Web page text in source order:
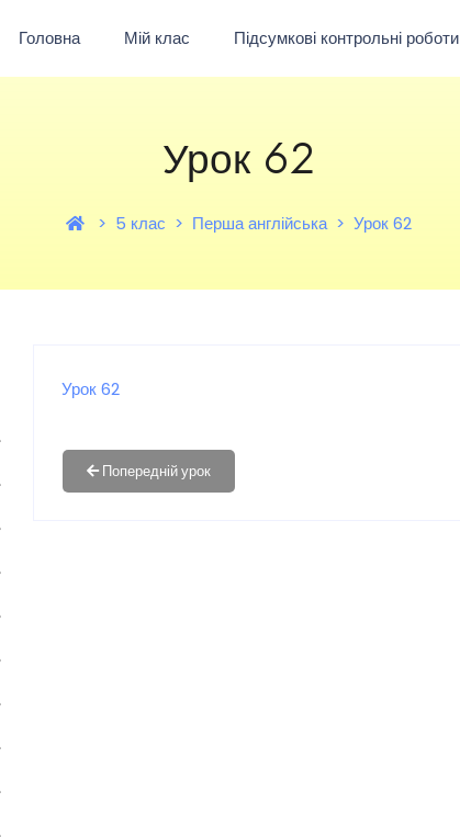
Головна Мій клас Підсумкові контрольні роботи
Урок 62
5 клас Перша англійська Урок 62
Урок 62